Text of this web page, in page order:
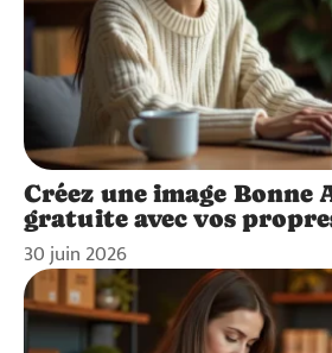
Créez une image Bonne
gratuite avec vos
30 juin 2026